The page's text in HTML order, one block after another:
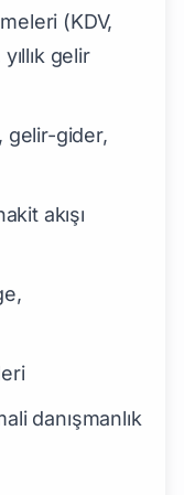
(KDV,
gelir
gelir-gider,
akışı
danışmanlık